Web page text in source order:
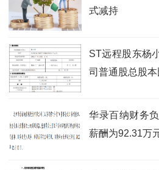
式减持
ST远程股东杨
司普通股总股
华录百纳财务
薪酬为92.31万